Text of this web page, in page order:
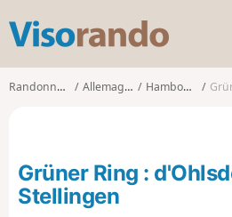
s
o
o
Randonnées Allemagne Hambourg
Grüner Ring :
Stellingen